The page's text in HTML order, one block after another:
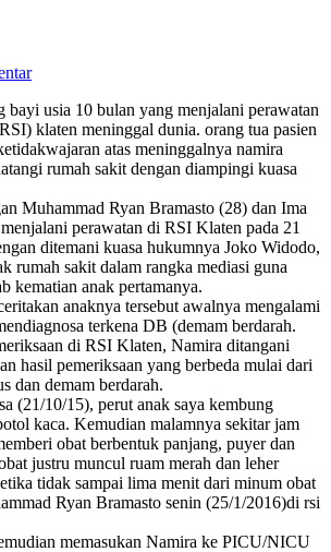
bayi usia 10 bulan yang menjalani perawatan
klaten meninggal dunia. orang tua pasien
atas meninggalnya namira
rumah sakit dengan diampingi kuasa
Muhammad Ryan Bramasto (28) dan Ima
perawatan di RSI Klaten pada 21
ditemani kuasa hukumnya Joko Widodo,
rumah sakit dalam rangka mediasi guna
kematian anak pertamanya.
anaknya tersebut awalnya mengalami
terkena DB (demam berdarah.
di RSI Klaten, Namira ditangani
hasil pemeriksaan yang berbeda mulai dari
dan demam berdarah.
(21/10/15), perut anak saya kembung
kaca. Kemudian malamnya sekitar jam
obat berbentuk panjang, puyer dan
justru muncul ruam merah dan leher
tidak sampai lima menit dari minum obat
Ryan Bramasto senin (25/1/2016)di rsi
memasukan Namira ke PICU/NICU